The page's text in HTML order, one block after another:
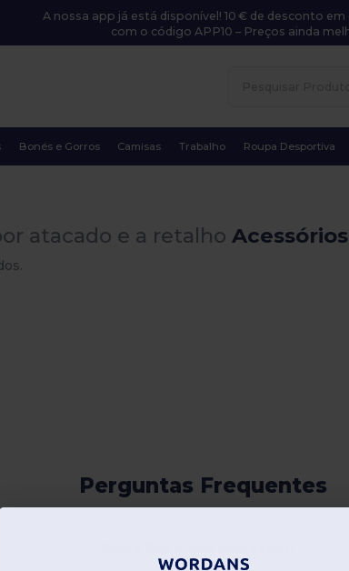
A nossa app já está disponível! 10 € de desconto
com o código APP10 – Preços ainda
Bonés e Gorros Camisas Trabalho Roupa Desportiva
atacado e a retalho
Perguntas Frequentes